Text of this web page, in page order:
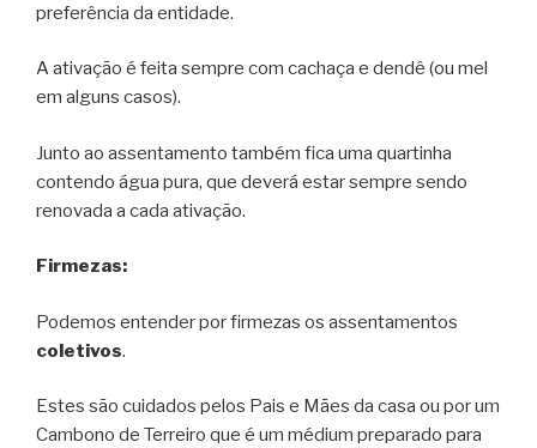
preferência da entidade.
A ativação é feita sempre com cachaça e dendê (ou mel
em alguns casos).
Junto ao assentamento também fica uma quartinha
contendo água pura, que deverá estar sempre sendo
renovada a cada ativação.
Firmezas:
Podemos entender por firmezas os assentamentos
coletivos.
Estes são cuidados pelos Pais e Mães da casa ou por um
Cambono de Terreiro que é um médium preparado para